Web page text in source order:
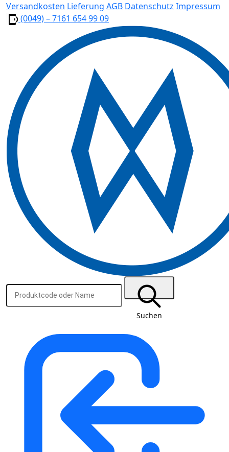
Versandkosten Lieferung AGB Datenschutz Impressum
(0049) – 7161 654 99 09
Suchen